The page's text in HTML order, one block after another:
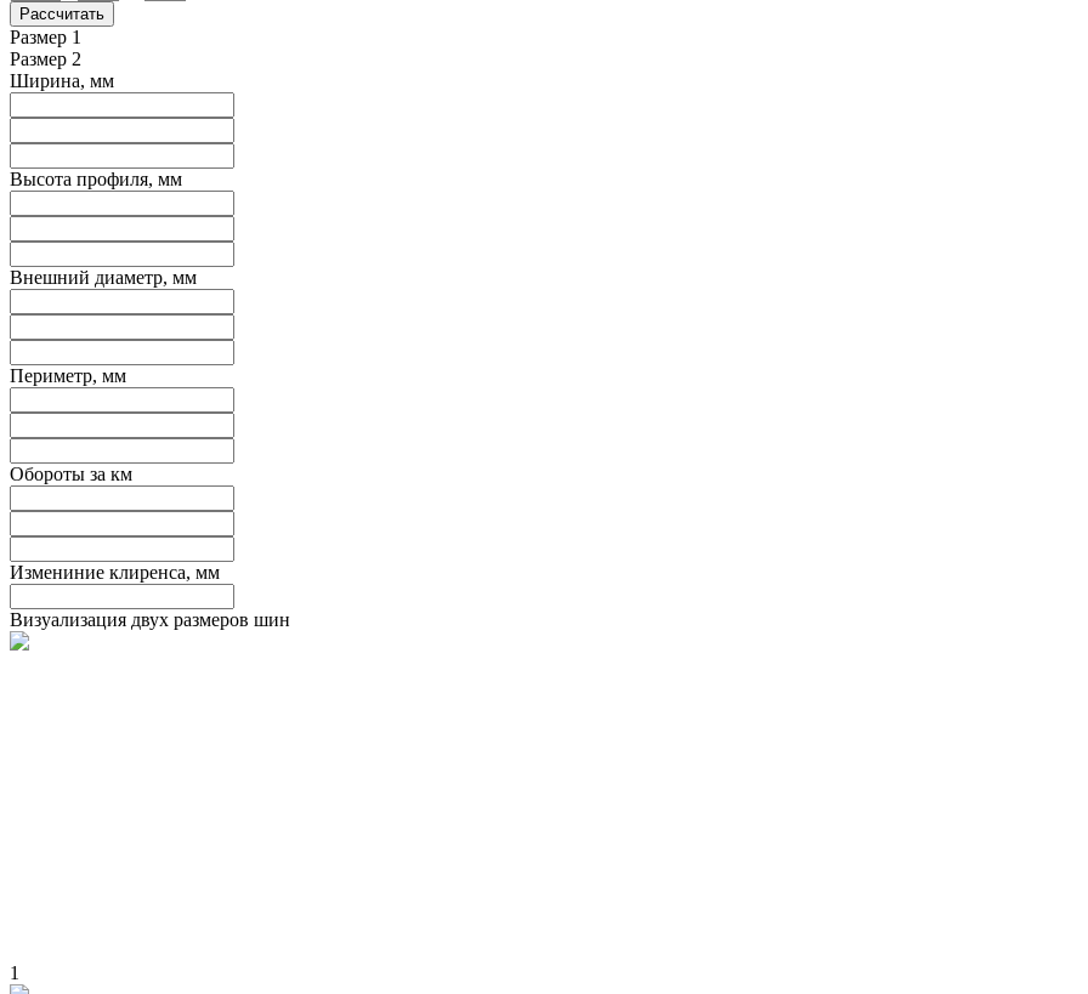
Размер 1
Размер 2
Ширина, мм
Высота профиля, мм
Внешний диаметр, мм
Периметр, мм
Обороты за км
Измениние клиренса, мм
Визуализация двух размеров шин
1